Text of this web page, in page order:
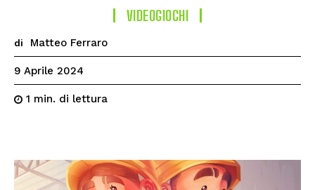
VIDEOGIOCHI
di Matteo Ferraro
9 Aprile 2024
1 min. di lettura